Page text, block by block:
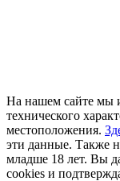
На нашем сайте мы
технического
местоположения.
эти данные. Также
младше 18 лет. Вы
cookies и